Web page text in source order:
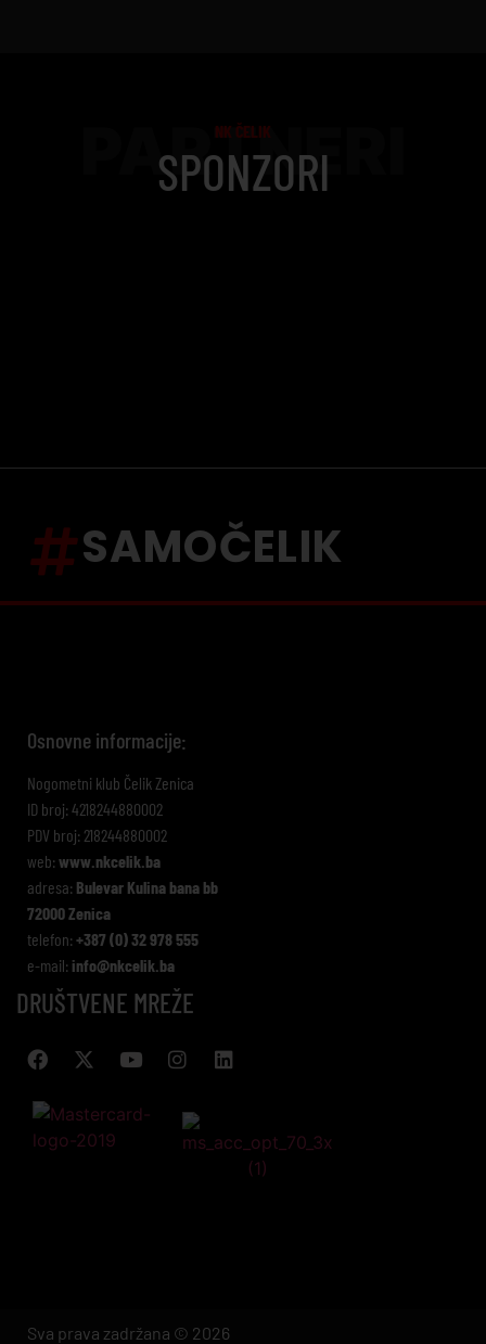
PARTNERI
NK ČELIK
SPONZORI
SAMOČELIK
Osnovne informacije:
Nogometni klub Čelik Zenica
ID broj: 4218244880002
PDV broj: 218244880002
web: www.nkcelik.ba
adresa: Bulevar Kulina bana bb
72000 Zenica
telefon: +387 (0) 32 978 555
e-mail: info@nkcelik.ba
DRUŠTVENE MREŽE
Sva prava zadržana © 2026